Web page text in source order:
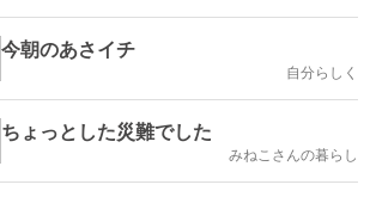
今朝のあさイチ
自分らしく
ちょっとした災難でした
みねこさんの暮らし